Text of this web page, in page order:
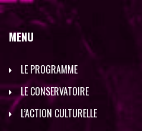
MENU
LE PROGRAMME
LE CONSERVATOIRE
L’ACTION CULTURELLE